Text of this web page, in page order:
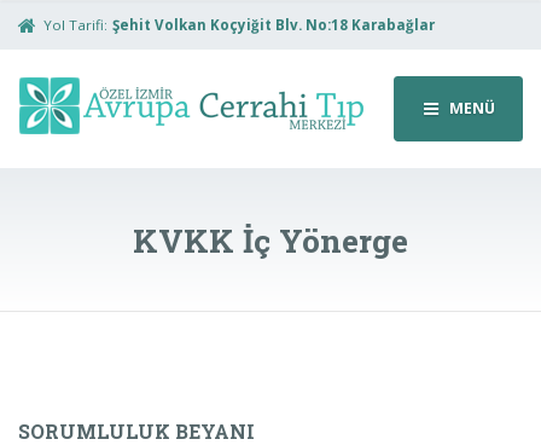
Yol Tarifi: Şehit Volkan Koçyiğit Blv. No:18 Karabağlar
MENÜ
KVKK İç Yönerge
SORUMLULUK BEYANI